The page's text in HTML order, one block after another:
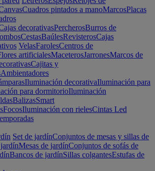
Cuadros pintados a manoMarcosPlacas
decorativasPercherosBurros de
CestasBaúlesRevisterosCajas
VelasFarolesCentros de
artificialesMaceterosJarronesMarcos de
Cajitas y
Ambientadores
Iluminación decorativaIluminación para
para dormitorioIluminación
BalizasSmart
FocosIluminación con rielesCintas Led
Set de jardínConjuntos de mesas y sillas de
Mesas de jardínConjuntos de sofás de
Bancos de jardínSillas colgantesEstufas de